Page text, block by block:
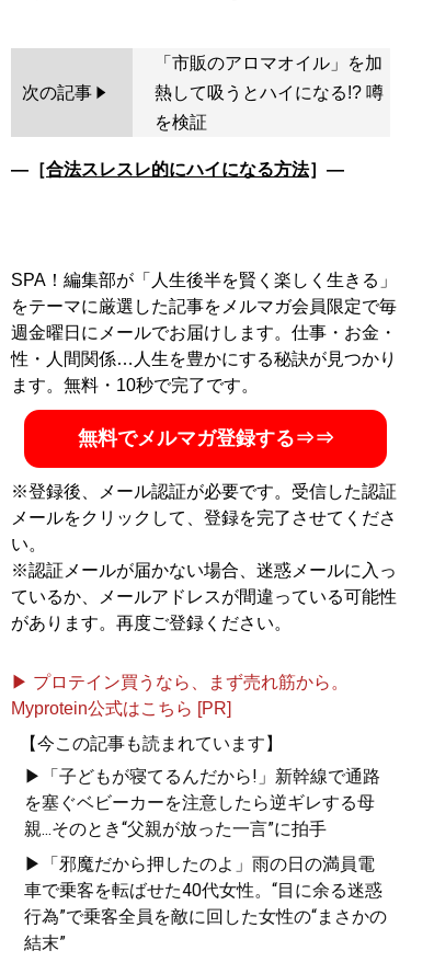
次の記事
「市販のアロマオイル」を加
熱して吸うとハイになる!? 噂
を検証
―［合法スレスレ的にハイになる方法］―
SPA！編集部が「人生後半を賢く楽しく生きる」
をテーマに厳選した記事をメルマガ会員限定で毎
週金曜日にメールでお届けします。仕事・お金・
性・人間関係…人生を豊かにする秘訣が見つかり
ます。無料・10秒で完了です。
無料でメルマガ登録する⇒⇒
※登録後、メール認証が必要です。受信した認証
メールをクリックして、登録を完了させてくださ
い。
※認証メールが届かない場合、迷惑メールに入っ
ているか、メールアドレスが間違っている可能性
があります。再度ご登録ください。
▶ プロテイン買うなら、まず売れ筋から。
Myprotein公式はこちら [PR]
【今この記事も読まれています】
▶「子どもが寝てるんだから!」新幹線で通路
を塞ぐベビーカーを注意したら逆ギレする母
親...そのとき“父親が放った一言”に拍手
▶「邪魔だから押したのよ」雨の日の満員電
車で乗客を転ばせた40代女性。“目に余る迷惑
行為”で乗客全員を敵に回した女性の“まさかの
結末”